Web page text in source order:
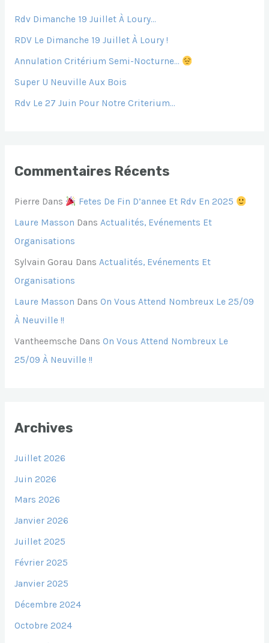
C
H
E
Rdv Dimanche 19 Juillet À Loury…
RDV Le Dimanche 19 Juillet À Loury !
Annulation Critérium Semi-Nocturne…
Super U Neuville Aux Bois
Rdv Le 27 Juin Pour Notre Criterium…
Commentaires Récents
Pierre Dans
Fetes De Fin D’annee Et Rdv En 2025
Laure Masson Dans Actualités, Evénements Et
Organisations
Sylvain Gorau Dans Actualités, Evénements Et
Organisations
Laure Masson Dans On Vous Attend Nombreux Le 25/09
À Neuville !!
Vantheemsche Dans On Vous Attend Nombreux Le
25/09 À Neuville !!
Archives
Juillet 2026
Juin 2026
Mars 2026
Janvier 2026
Juillet 2025
Février 2025
Janvier 2025
Décembre 2024
Octobre 2024